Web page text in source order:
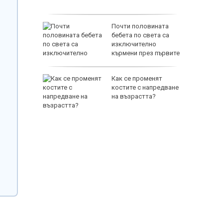
Почти половината
бебета по света са
изключително
кърмени през първите
Как се променят
костите с напредване
на възрастта?